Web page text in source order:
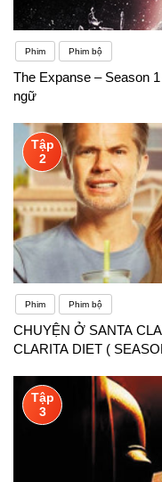
Phim Phim bộ
The Expanse – Season
ngữ
Tập
2
Phim Phim bộ
CHUYỆN Ở SANTA
CLARITA DIET (
Tập
3